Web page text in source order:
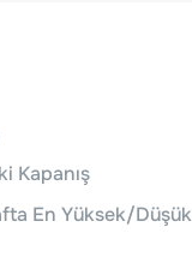
Kapanış
En Yüksek/Düşük